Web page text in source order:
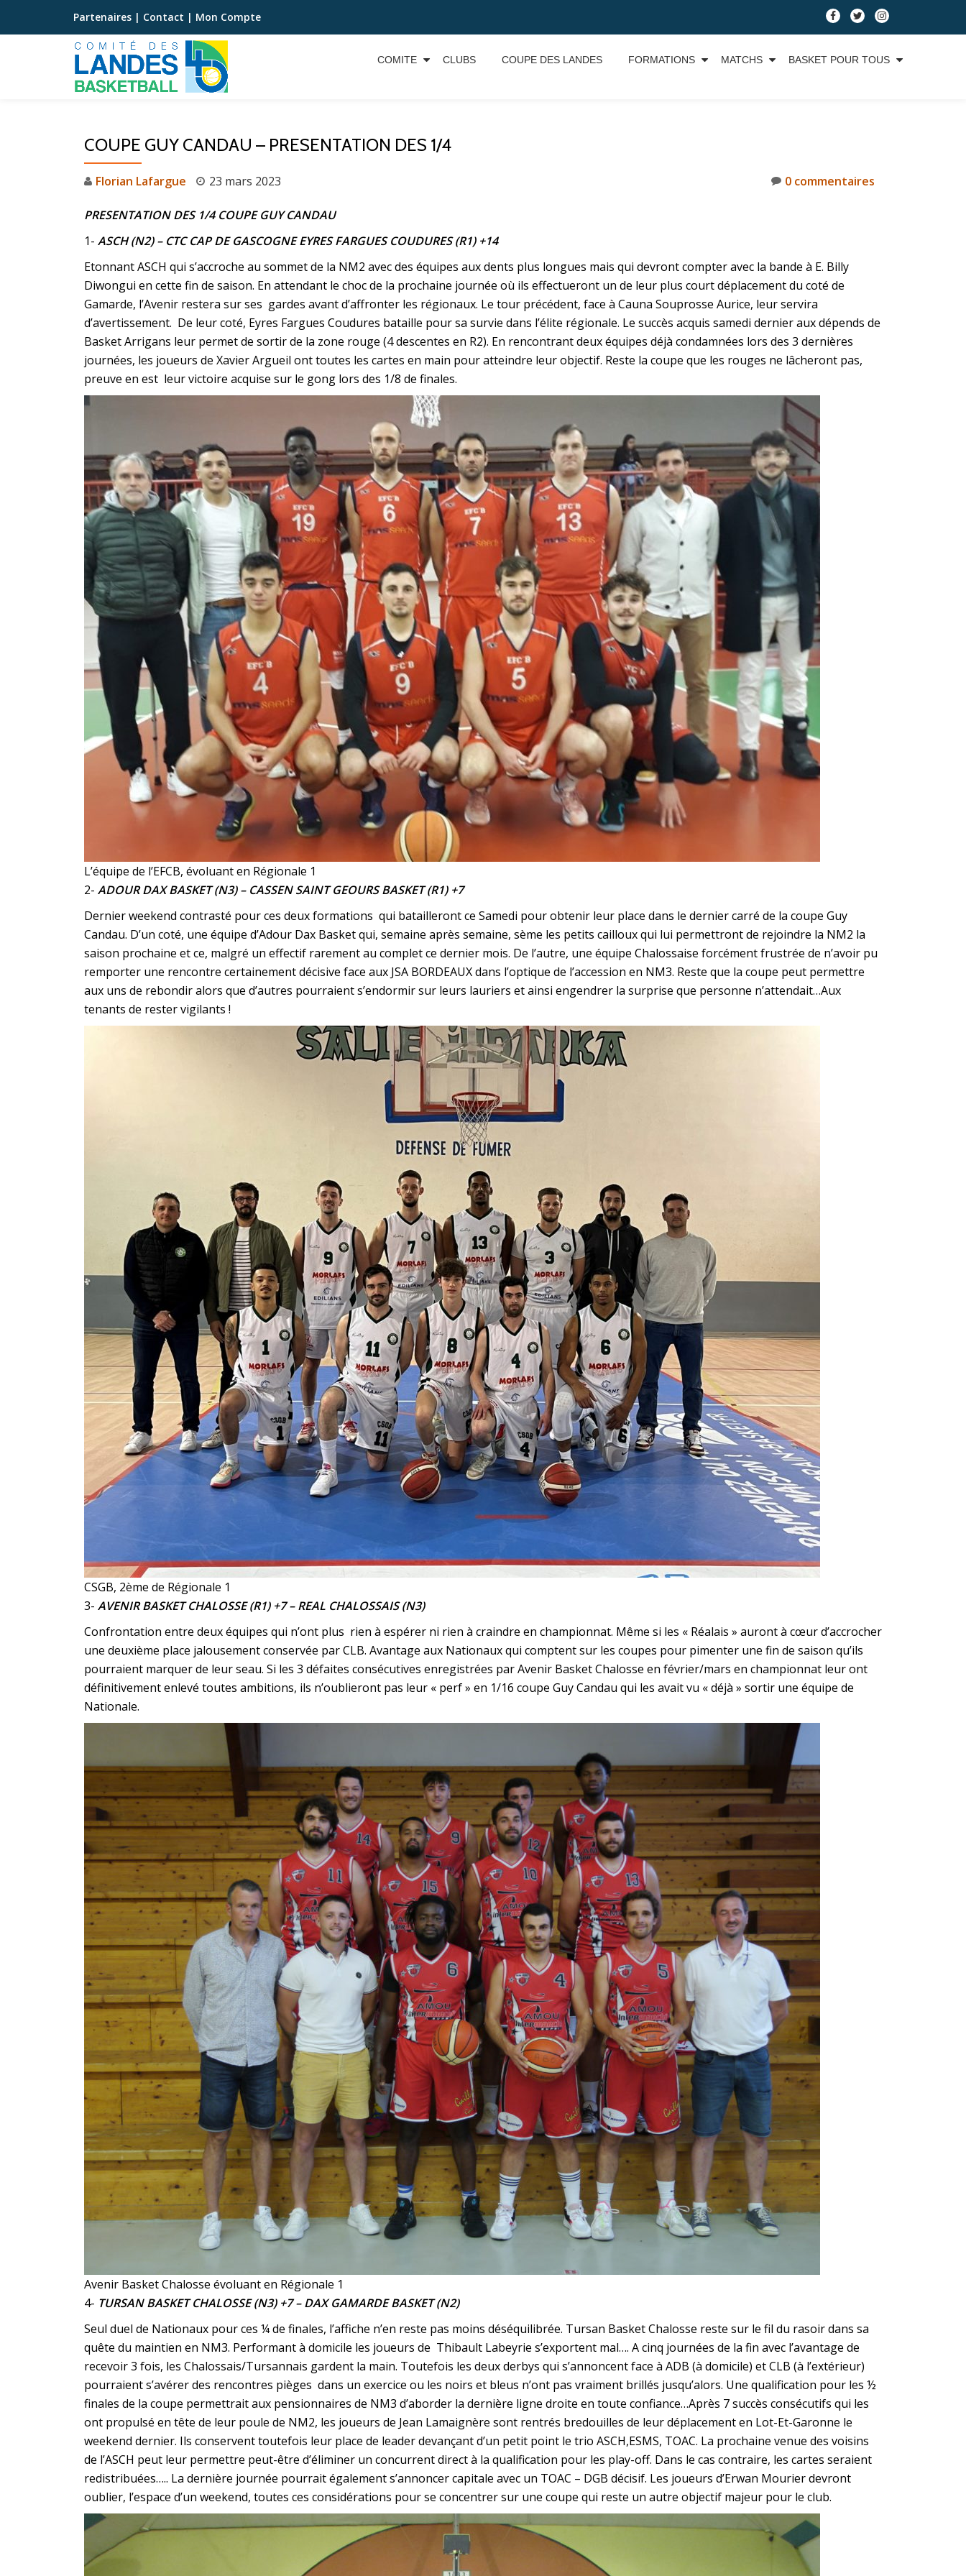
Aller
Partenaires | Contact | Mon Compte
COMITE CLUBS COUPE DES LANDES FORMATIONS MATCHS BASKET POUR TOUS
COUPE GUY CANDAU – PRESENTATION DES 1/4
Florian Lafargue 23 mars 2023 0 commentaires
PRESENTATION DES 1/4 COUPE GUY CANDAU
1- ASCH (N2) – CTC CAP DE GASCOGNE EYRES FARGUES COUDURES (R1) +14
Etonnant ASCH qui s’accroche au sommet de la NM2 avec des équipes aux dents plus longues mais qui devront compter avec la bande à E. Billy
Diwongui en cette fin de saison. En attendant le choc de la prochaine journée où ils effectueront un de leur plus court déplacement du coté de
Gamarde, l’Avenir restera sur ses gardes avant d’affronter les régionaux. Le tour précédent, face à Cauna Souprosse Aurice, leur servira
d’avertissement. De leur coté, Eyres Fargues Coudures bataille pour sa survie dans l’élite régionale. Le succès acquis samedi dernier aux dépends de
Basket Arrigans leur permet de sortir de la zone rouge (4 descentes en R2). En rencontrant deux équipes déjà condamnées lors des 3 dernières
journées, les joueurs de Xavier Argueil ont toutes les cartes en main pour atteindre leur objectif. Reste la coupe que les rouges ne lâcheront pas,
preuve en est leur victoire acquise sur le gong lors des 1/8 de finales.
L’équipe de l’EFCB, évoluant en Régionale 1
2- ADOUR DAX BASKET (N3) – CASSEN SAINT GEOURS BASKET (R1) +7
Dernier weekend contrasté pour ces deux formations qui batailleront ce Samedi pour obtenir leur place dans le dernier carré de la coupe Guy
Candau. D’un coté, une équipe d’Adour Dax Basket qui, semaine après semaine, sème les petits cailloux qui lui permettront de rejoindre la NM2 la
saison prochaine et ce, malgré un effectif rarement au complet ce dernier mois. De l’autre, une équipe Chalossaise forcément frustrée de n’avoir pu
remporter une rencontre certainement décisive face aux JSA BORDEAUX dans l’optique de l’accession en NM3. Reste que la coupe peut permettre
aux uns de rebondir alors que d’autres pourraient s’endormir sur leurs lauriers et ainsi engendrer la surprise que personne n’attendait…Aux
tenants de rester vigilants !
CSGB, 2ème de Régionale 1
3- AVENIR BASKET CHALOSSE (R1) +7 – REAL CHALOSSAIS (N3)
Confrontation entre deux équipes qui n’ont plus rien à espérer ni rien à craindre en championnat. Même si les « Réalais » auront à cœur d’accrocher
une deuxième place jalousement conservée par CLB. Avantage aux Nationaux qui comptent sur les coupes pour pimenter une fin de saison qu’ils
pourraient marquer de leur seau. Si les 3 défaites consécutives enregistrées par Avenir Basket Chalosse en février/mars en championnat leur ont
définitivement enlevé toutes ambitions, ils n’oublieront pas leur « perf » en 1/16 coupe Guy Candau qui les avait vu « déjà » sortir une équipe de
Nationale.
Avenir Basket Chalosse évoluant en Régionale 1
4- TURSAN BASKET CHALOSSE (N3) +7 – DAX GAMARDE BASKET (N2)
Seul duel de Nationaux pour ces ¼ de finales, l’affiche n’en reste pas moins déséquilibrée. Tursan Basket Chalosse reste sur le fil du rasoir dans sa
quête du maintien en NM3. Performant à domicile les joueurs de Thibault Labeyrie s’exportent mal…. A cinq journées de la fin avec l’avantage de
recevoir 3 fois, les Chalossais/Tursannais gardent la main. Toutefois les deux derbys qui s’annoncent face à ADB (à domicile) et CLB (à l’extérieur)
pourraient s’avérer des rencontres pièges dans un exercice ou les noirs et bleus n’ont pas vraiment brillés jusqu’alors. Une qualification pour les ½
finales de la coupe permettrait aux pensionnaires de NM3 d’aborder la dernière ligne droite en toute confiance…Après 7 succès consécutifs qui les
ont propulsé en tête de leur poule de NM2, les joueurs de Jean Lamaignère sont rentrés bredouilles de leur déplacement en Lot-Et-Garonne le
weekend dernier. Ils conservent toutefois leur place de leader devançant d’un petit point le trio ASCH,ESMS, TOAC. La prochaine venue des voisins
de l’ASCH peut leur permettre peut-être d’éliminer un concurrent direct à la qualification pour les play-off. Dans le cas contraire, les cartes seraient
redistribuées….. La dernière journée pourrait également s’annoncer capitale avec un TOAC – DGB décisif. Les joueurs d’Erwan Mourier devront
oublier, l’espace d’un weekend, toutes ces considérations pour se concentrer sur une coupe qui reste un autre objectif majeur pour le club.